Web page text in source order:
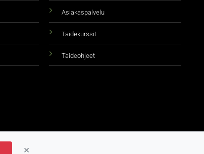
Asiakaspalvelu
Taidekurssit
Taideohjeet
×